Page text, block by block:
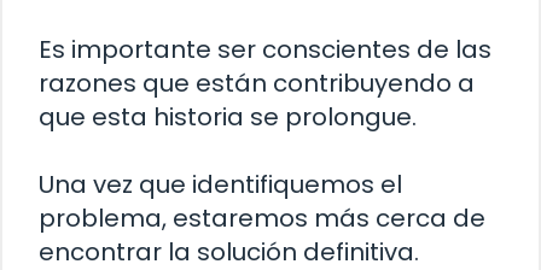
Es importante ser conscientes de las
razones que están contribuyendo a
que esta historia se prolongue.
Una vez que identifiquemos el
problema, estaremos más cerca de
encontrar la solución definitiva.